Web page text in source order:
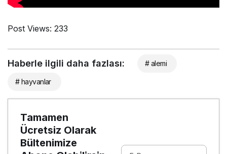
Post Views: 233
Haberle ilgili daha fazlası: # alemi
# hayvanlar
Tamamen
Ücretsiz Olarak
Bültenimize